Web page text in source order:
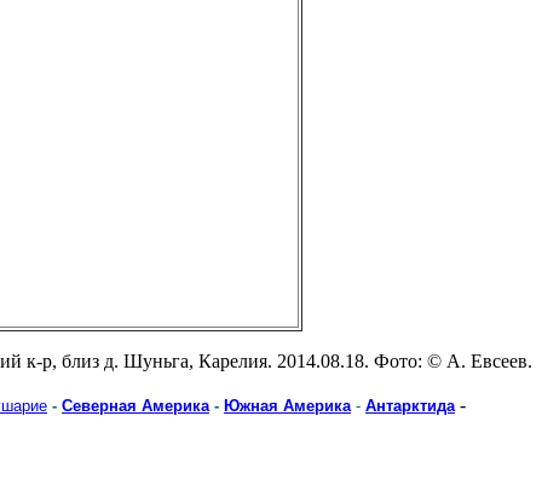
к-р, близ д. Шуньга, Карелия. 2014.08.18. Фото: © А. Евсеев.
- Северная Америка- Южная Америка- Антарктида -